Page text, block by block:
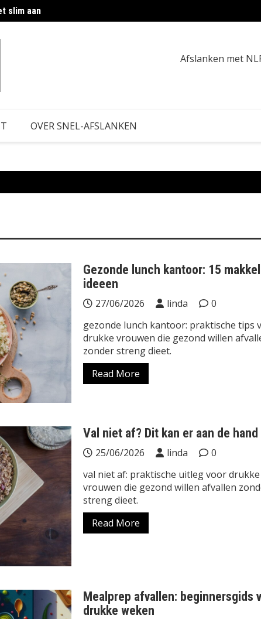
slim aan
Afslanken met
OVER SNEL-AFSLANKEN
Gezonde lunch kantoor: 15
ideeen
27/06/2026 linda
0
gezonde lunch kantoor: praktische tips
drukke vrouwen die gezond willen
zonder streng dieet.
Read More
Val niet af? Dit kan er aan de
25/06/2026 linda
0
val niet af: praktische uitleg voor drukke
vrouwen die gezond willen afvallen
streng dieet.
Read More
Mealprep afvallen: beginnersgids
drukke weken